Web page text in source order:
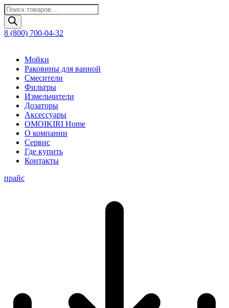
Поиск
товаров
8 (800) 700-04-32
Мойки
Раковины для ванной
Смесители
Фильтры
Измельчители
Дозаторы
Аксессуары
OMOIKIRI Home
О компании
Сервис
Где купить
Контакты
прайс